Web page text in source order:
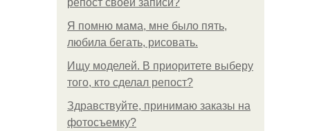
репост своей записи?
Я помню мама, мне было пять,
любила бегать, рисовать.
Ищу моделей. В приоритете выберу
того, кто сделал репост?
Здравствуйте, принимаю заказы на
фотосъемку?